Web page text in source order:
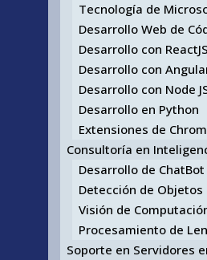
Tecnología de
Desarrollo Web de
Desarrollo con ReactJS
Desarrollo con
Desarrollo con Node
Desarrollo en Python
Extensiones de
Consultoría en
Desarrollo de ChatBot
Detección de Objetos
Visión de
Procesamiento de
Soporte en Servidores